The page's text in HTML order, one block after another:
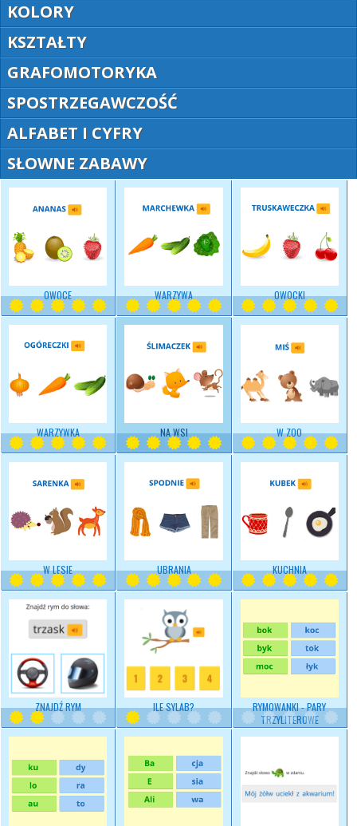
KOLORY
KSZTAŁTY
GRAFOMOTORYKA
SPOSTRZEGAWCZOŚĆ
ALFABET I CYFRY
SŁOWNE ZABAWY
OWOCE WARZYWA OWOCKI
WARZYWKA NA WSI W ZOO
W LESIE UBRANIA KUCHNIA
ZNAJDŹ RYM ILE SYLAB?
RYMOWANKI - PARY
TRZYLITEROWE